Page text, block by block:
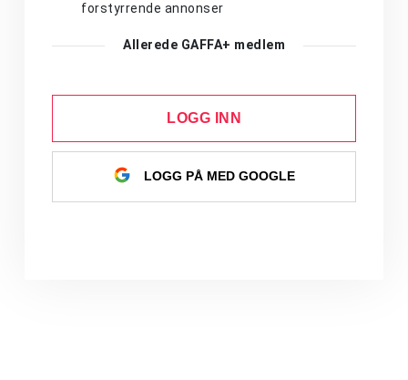
forstyrrende annonser
Allerede GAFFA+ medlem
LOGG INN
LOGG PÅ MED GOOGLE